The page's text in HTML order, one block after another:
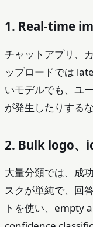
1. Real-time
チャットアプリ、
ップロードでは
いモデルでも、ユ
が発生したりする
2. Bulk logo、
大量分類では、成
スクが単純で、回
トを使い、empty